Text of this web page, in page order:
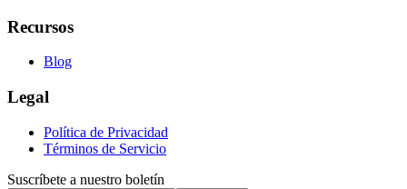
Recursos
Blog
Legal
Política de Privacidad
Términos de Servicio
Suscríbete a nuestro boletín